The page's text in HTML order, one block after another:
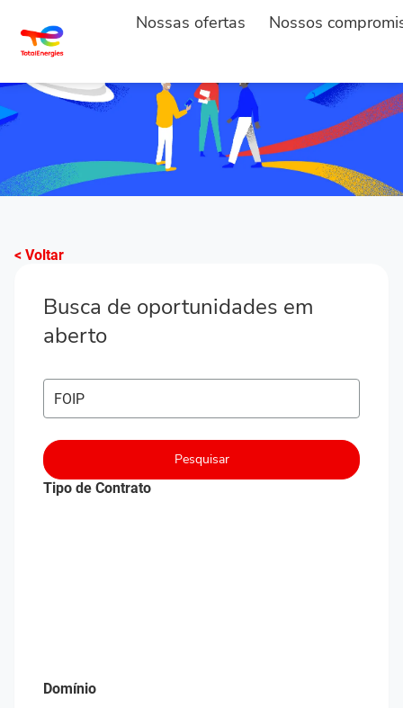
Nossas ofertas Nossos
< Voltar
Busca de oportunidades em
aberto
Pesquisar postos em aberto
Pesquisar
Tipo de Contrato
Domínio